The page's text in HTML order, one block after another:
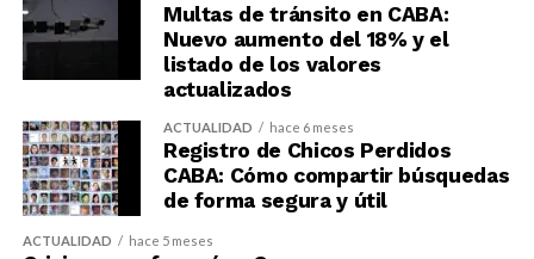
Multas de tránsito en CABA:
Nuevo aumento del 18% y el
listado de los valores
actualizados
ACTUALIDAD hace 6 meses
Registro de Chicos Perdidos
CABA: Cómo compartir búsquedas
de forma segura y útil
ACTUALIDAD hace 5 meses